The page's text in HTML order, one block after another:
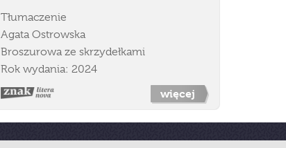
Tłumaczenie
Agata Ostrowska
Broszurowa ze skrzydełkami
Rok wydania: 2024
więcej